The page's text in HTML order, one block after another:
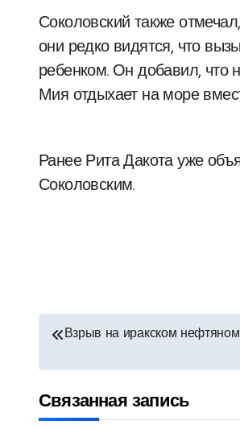
Соколовский также
они редко видятся, что
ребенком. Он добавил, что
Мия отдыхает на море
Ранее Рита Дакота уже
Соколовским.
Навигация
по
записям
Взрыв на иракском
Связанная запись